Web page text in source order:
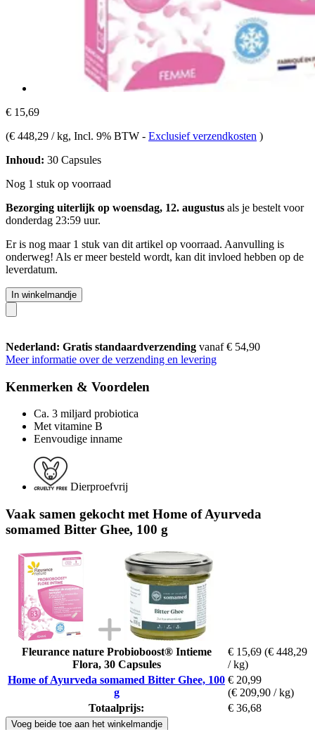
€ 15,69
(€ 448,29 / kg, Incl. 9% BTW - Exclusief verzendkosten )
Inhoud: 30 Capsules
Nog 1 stuk op voorraad
Bezorging uiterlijk op woensdag, 12. augustus als je bestelt voor
donderdag 23:59 uur.
Er is nog maar 1 stuk van dit artikel op voorraad. Aanvulling is
onderweg! Als er meer besteld wordt, kan dit invloed hebben op de
leverdatum.
In winkelmandje
Nederland: Gratis standaardverzending vanaf € 54,90
Meer informatie over de verzending en levering
Kenmerken & Voordelen
Ca. 3 miljard probiotica
Met vitamine B
Eenvoudige inname
Dierproefvrij
Vaak samen gekocht met Home of Ayurveda
somamed Bitter Ghee, 100 g
Fleurance nature Probioboost® Intieme
Flora, 30 Capsules
€ 15,69 (€ 448,29
/ kg)
Home of Ayurveda somamed Bitter Ghee, 100
g
€ 20,99
(€ 209,90 / kg)
Totaalprijs:
€ 36,68
Voeg beide toe aan het winkelmandje